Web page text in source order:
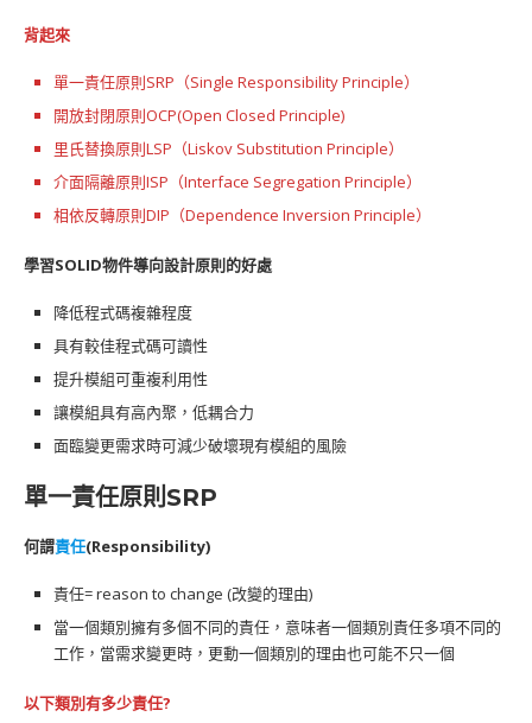
背起來
單一責任原則SRP（Single Responsibility Principle）
開放封閉原則OCP(Open Closed Principle)
里氏替換原則LSP（Liskov Substitution Principle）
介面隔離原則ISP（Interface Segregation Principle）
相依反轉原則DIP（Dependence Inversion Principle）
學習SOLID物件導向設計原則的好處
降低程式碼複雜程度
具有較佳程式碼可讀性
提升模組可重複利用性
讓模組具有高內聚，低耦合力
面臨變更需求時可減少破壞現有模組的風險
單一責任原則SRP
何謂責任(Responsibility)
責任= reason to change (改變的理由)
當一個類別擁有多個不同的責任，意味者一個類別責任多項不同的
工作，當需求變更時，更動一個類別的理由也可能不只一個
以下類別有多少責任?